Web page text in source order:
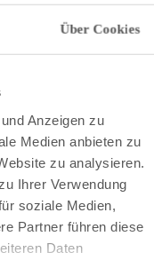
Über Cookies
Anzeigen zu
Medien anbieten zu
zu analysieren.
Ihrer Verwendung
soziale Medien,
Partner führen diese
Daten